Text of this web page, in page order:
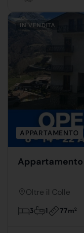
IN VENDITA
APPARTAMENTO
Appartamento
Oltre il Colle
3 1 77m2